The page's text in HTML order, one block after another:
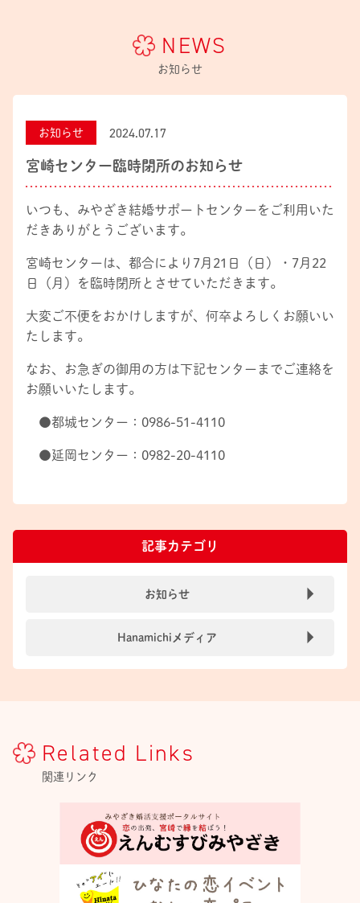
NEWS
お知らせ
お知らせ 2024.07.17
宮崎センター臨時閉所のお知らせ
いつも、みやざき結婚サポートセンターをご利用いた
だきありがとうございます。
宮崎センターは、都合により7月21日（日）・7月22
日（月）を臨時閉所とさせていただきます。
大変ご不便をおかけしますが、何卒よろしくお願いい
たします。
なお、お急ぎの御用の方は下記センターまでご連絡を
お願いいたします。
●都城センター：0986-51-4110
●延岡センター：0982-20-4110
記事カテゴリ
お知らせ
Hanamichiメディア
Related Links
関連リンク